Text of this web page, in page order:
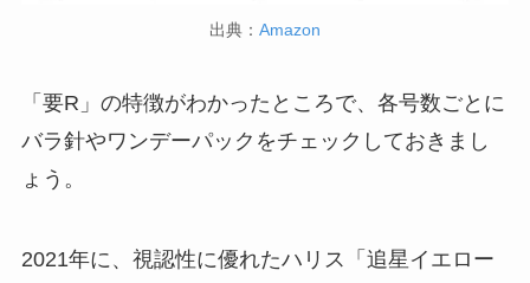
出典： Amazon
「要R」の特徴がわかったところで、各号数ごとに
バラ針やワンデーパックをチェックしておきまし
ょう。
2021年に、視認性に優れたハリス「追星イエロー